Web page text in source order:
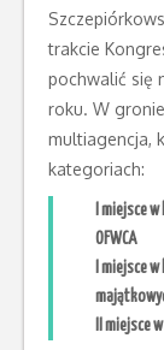
trakcie
pochwalić się
roku. W
multiagencja,
kategoriach:
I miejsce
OFWCA
I miejsce
II miejsce